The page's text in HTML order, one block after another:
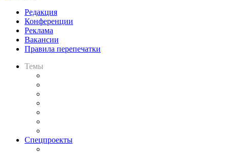
Редакция
Конференции
Реклама
Вакансии
Правила перепечатки
Темы
Спецпроекты